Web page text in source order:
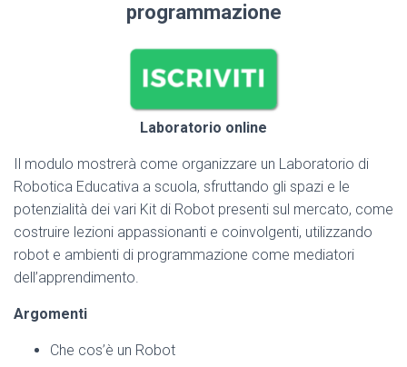
programmazione
Laboratorio online
Il modulo mostrerà come organizzare un Laboratorio di
Robotica Educativa a scuola, sfruttando gli spazi e le
potenzialità dei vari Kit di Robot presenti sul mercato, come
costruire lezioni appassionanti e coinvolgenti, utilizzando
robot e ambienti di programmazione come mediatori
dell’apprendimento.
Argomenti
Che cos’è un Robot